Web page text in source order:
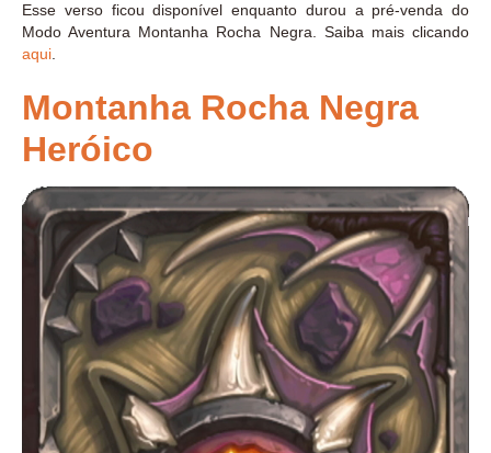
Esse verso ficou disponível enquanto durou a pré-venda do
Modo Aventura Montanha Rocha Negra. Saiba mais clicando
aqui
Montanha Rocha Negra
Heróico